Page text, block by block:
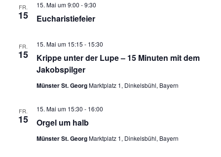
FR.
15 Eucharistiefeier
15. Mai um 9:00 -9:30
FR.
15
Krippe unter der Lupe – 15 Minuten mit dem
Jakobspilger
15. Mai um 15:15 - 15:30
Münster St. GeorgMarktplatz 1, Dinkelsbühl, Bayern
FR.
15 Orgel um halb
15. Mai um 15:30 - 16:00
Münster St. GeorgMarktplatz 1, Dinkelsbühl, Bayern